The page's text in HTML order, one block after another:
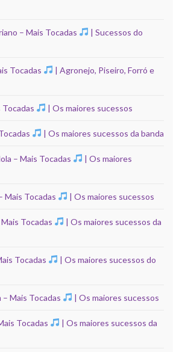
– Mais Tocadas
| Sucessos do
Tocadas
| Agronejo, Piseiro, Forró e
Tocadas | Os maiores sucessos
| Os maiores sucessos da banda
– Mais Tocadas
| Os maiores
Mais Tocadas | Os maiores sucessos
Tocadas
| Os maiores sucessos da
Tocadas
| Os maiores sucessos do
– Mais Tocadas | Os maiores sucessos
Tocadas
| Os maiores sucessos da